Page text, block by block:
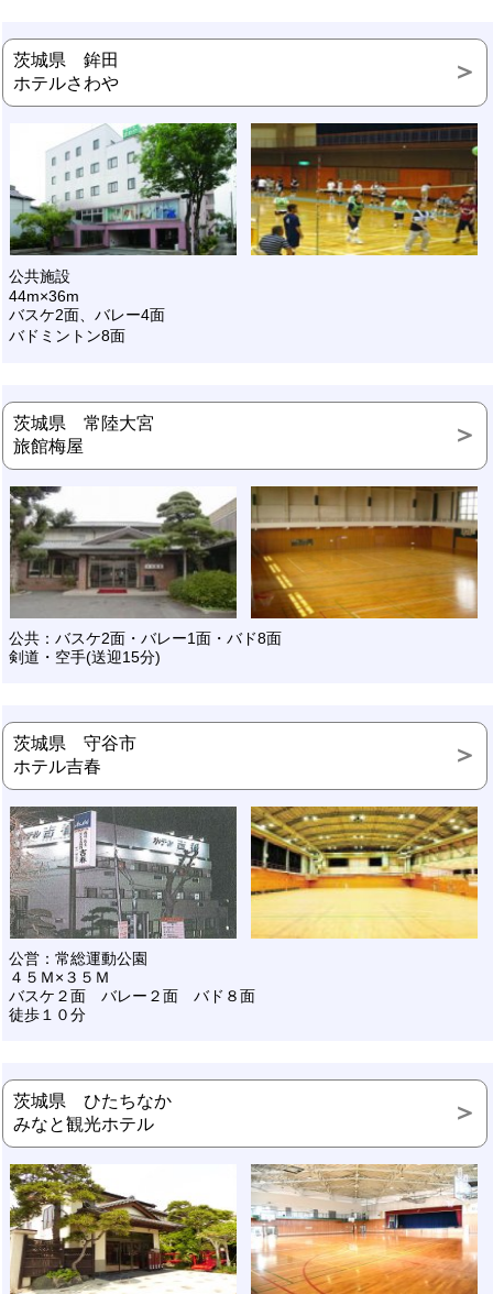
茨城県 鉾田
ホテルさわや
公共施設
44m×36m
バスケ2面、バレー4面
バドミントン8面
茨城県 常陸大宮
旅館梅屋
公共：バスケ2面・バレー1面・バド8面
剣道・空手(送迎15分)
茨城県 守谷市
ホテル吉春
公営：常総運動公園
４５Ｍ×３５Ｍ
バスケ２面 バレー２面 バド８面
徒歩１０分
茨城県 ひたちなか
みなと観光ホテル